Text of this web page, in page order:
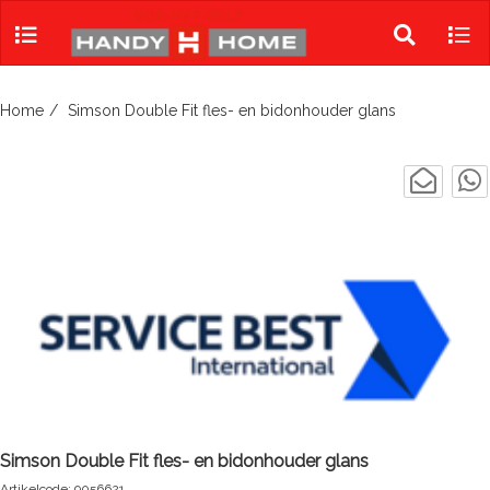
Toggle
search
Home Simson Double Fit fles- en bidonhouder glans
Simson Double Fit fles- en bidonhouder glans